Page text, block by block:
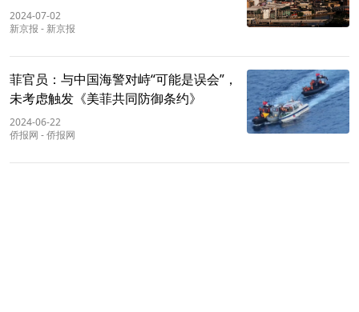
2024-07-02
新京报 - 新京报
菲官员：与中国海警对峙“可能是误会”，
未考虑触发《美菲共同防御条约》
2024-06-22
侨报网 -侨报网